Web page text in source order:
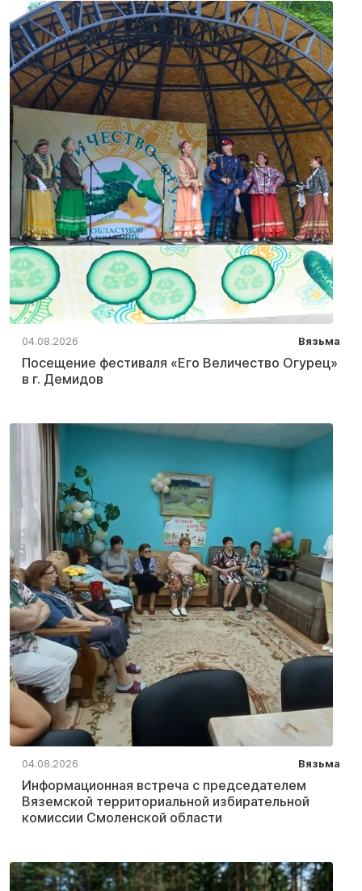
04.08.2026 Вязьма
Посещение фестиваля «Его Величество Огурец»
в г. Демидов
04.08.2026 Вязьма
Информационная встреча с председателем
Вяземской территориальной избирательной
комиссии Смоленской области